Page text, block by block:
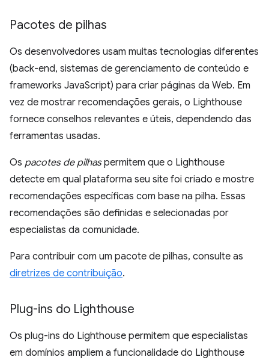
Pacotes de pilhas
Os desenvolvedores usam muitas tecnologias diferentes
(back-end, sistemas de gerenciamento de conteúdo e
frameworks JavaScript) para criar páginas da Web. Em
vez de mostrar recomendações gerais, o Lighthouse
fornece conselhos relevantes e úteis, dependendo das
ferramentas usadas.
Os pacotes de pilhaspermitem que o Lighthouse
detecte em qual plataforma seu site foi criado e mostre
recomendações específicas com base na pilha. Essas
recomendações são definidas e selecionadas por
especialistas da comunidade.
Para contribuir com um pacote de pilhas, consulte as
diretrizes de contribuição.
Plug-ins do Lighthouse
Os plug-ins do Lighthouse permitem que especialistas
em domínios ampliem a funcionalidade do Lighthouse